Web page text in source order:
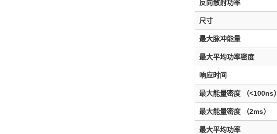
反向散射功率
尺寸
最大脉冲能量
最大平均功率密度
响应时间
最大能量密度 （<100ns）
最大能量密度 （2ms）
最大平均功率